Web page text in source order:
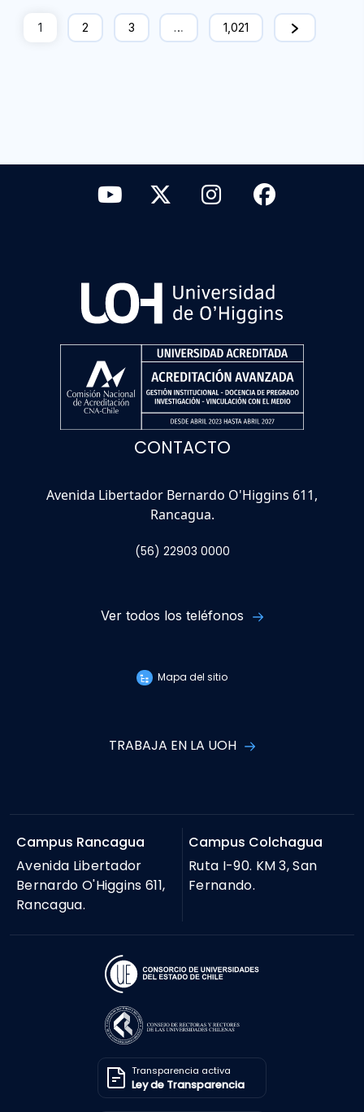
1 2 3 … 1,021
CONTACTO
Avenida Libertador Bernardo O'Higgins 611,
Rancagua.
(56) 22903 0000
Ver todos los teléfonos
Mapa del sitio
TRABAJA EN LA UOH
Campus Rancagua
Avenida Libertador
Bernardo O'Higgins 611,
Rancagua.
Campus Colchagua
Ruta I-90. KM 3, San
Fernando.
Transparencia activa
Ley de Transparencia